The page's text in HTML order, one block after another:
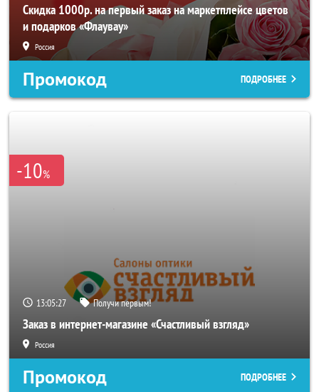
Скидка 1000р. на первый заказ на маркетплейсе цветов
и подарков «Флаувау»
Россия
Промокод ПОДРОБНЕЕ
-10%
13:05:25 Получи первым!
Заказ в интернет-магазине «Счастливый взгляд»
Россия
Промокод ПОДРОБНЕЕ